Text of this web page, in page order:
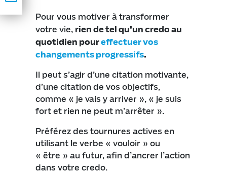
Pour vous motiver à transformer
votre vie, rien de tel qu’un credo au
quotidien poureffectuer vos
changements progressifs.
Il peut s’agir d’une citation motivante,
d’une citation de vos objectifs,
comme « je vais y arriver », « je suis
fort et rien ne peut m’arrêter ».
Préférez des tournures actives en
utilisant le verbe « vouloir » ou
« être » au futur, afin d’ancrer l’action
dans votre credo.